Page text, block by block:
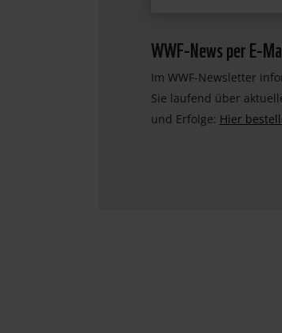
WWF-News per E-
Im WWF-Newsletter
Sie laufend über
und Erfolge: Hier